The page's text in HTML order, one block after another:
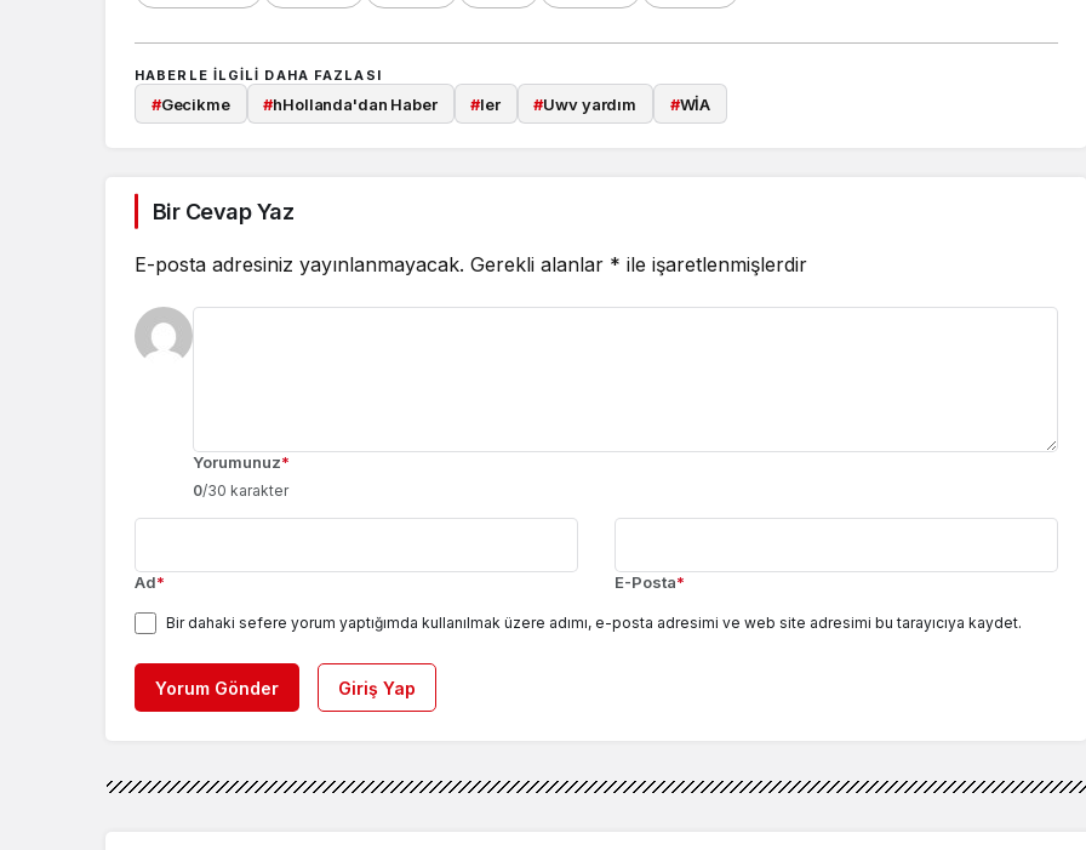
HABERLE ILGILI DAHA FAZLASI
#Gecikme #hHollanda'dan Haber #ler #Uwv yardım #WİA
Bir Cevap Yaz
E-posta adresiniz yayınlanmayacak. Gerekli alanlar * ile işaretlenmişlerdir
Yorumunuz*
0/30 karakter
Ad* E-Posta*
Bir dahaki sefere yorum yaptığımda kullanılmak üzere adımı, e-posta adresimi ve web site adresimi bu tarayıcıya kaydet.
Yorum Gönder Giriş Yap